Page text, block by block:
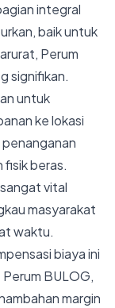
integral
baik untuk
Perum
signifikan.
untuk
ke lokasi
beras.
vital
masyarakat
waktu.
biaya ini
BULOG,
margin